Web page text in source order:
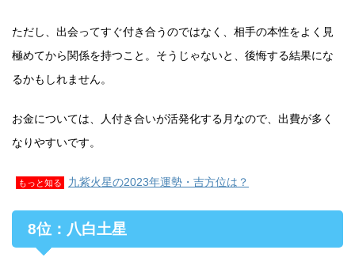
ただし、出会ってすぐ付き合うのではなく、相手の本性をよく見
極めてから関係を持つこと。そうじゃないと、後悔する結果にな
るかもしれません。
お金については、人付き合いが活発化する月なので、出費が多く
なりやすいです。
もっと知る 九紫火星の2023年運勢・吉方位は？
8位：八白土星